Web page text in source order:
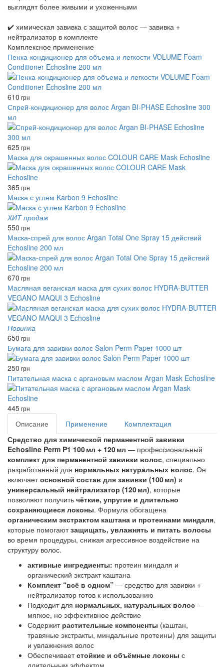
выглядят более живыми и ухоженными
✔️ химическая завивка с защитой волос — завивка +
нейтрализатор в комплекте
Комплексное применение
Пенка-кондиционер для объема и легкости VOLUME Foam
Conditioner Echosline 200 мл
610 грн
Спрей-кондиционер для волос Argan BI-PHASE Echosline 300
мл
625грн
Маска для окрашенных волос COLOUR CARE Mask Echosline
365грн
Маска с углем Karbon 9 Echosline
ХИТ продаж
550 грн
Маска-спрей для волос Argan Total One Spray 15 действий
Echosline 200 мл
670 грн
Масляная веганская маска для сухих волос HYDRA-BUTTER
VEGANO MAQUI 3 Echosline
Новинка
650 грн
Бумага для завивки волос Salon Perm Paper 1000 шт
250 грн
Питательная маска с аргановым маслом Argan Mask Echosline
445грн
Описание Применение
Комплектация
Средство для химической перманентной завивки
Echosline Perm P1 100 мл + 120 мл — профессиональный
комплект для перманентной завивки волос, специально
разработанный для нормальных натуральных волос. Он
включаетосновной состав для завивки (100 мл) и
универсальный нейтрализатор (120 мл), которые
позволяют получить чёткие, упругие и длительно
сохраняющиеся локоны. Формула обогащена
органическим экстрактом каштана и протеинами миндаля,
которые помогаютзащищать, увлажнять и питать волосы
во время процедуры, снижая агрессивное воздействие на
структуру волос.
активные ингредиенты: протеин миндаля и
органический экстракт каштана
Комплект “всё в одном” — средство для завивки +
нейтрализатор готов к использованию
Подходит для нормальных, натуральных волос —
мягкое, но эффективное действие
Содержит растительные компоненты (каштан,
травяные экстракты, миндальные протеины) для защиты
и увлажнения волос
Обеспечиваетстойкие и объёмные локоны с
длительным эффектом